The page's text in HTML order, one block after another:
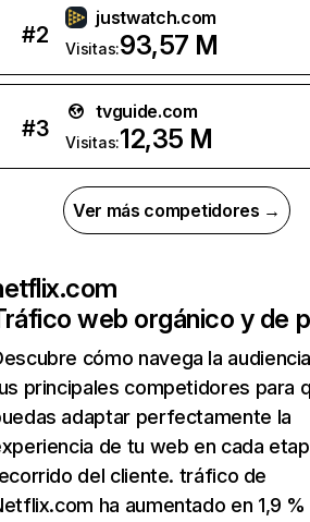
#2
justwatch.com
Visitas:93,57 M
#3
tvguide.com
Visitas:12,35 M
Ver más competidores →
web orgánico y de
cómo navega la
principales competidores para
adaptar perfectamente la
de tu web en cada
del cliente. tráfico de
ha aumentado en 1,9